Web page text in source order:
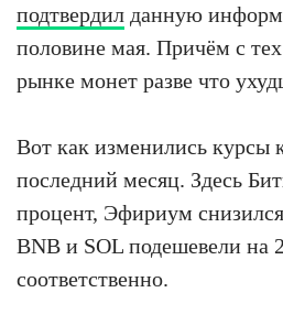
подтвердил данную
половине мая. Причём с
рынке монет разве что
Вот как изменились курсы
последний месяц. Здесь
процент, Эфириум
BNB и SOL подешевели на
соответственно.